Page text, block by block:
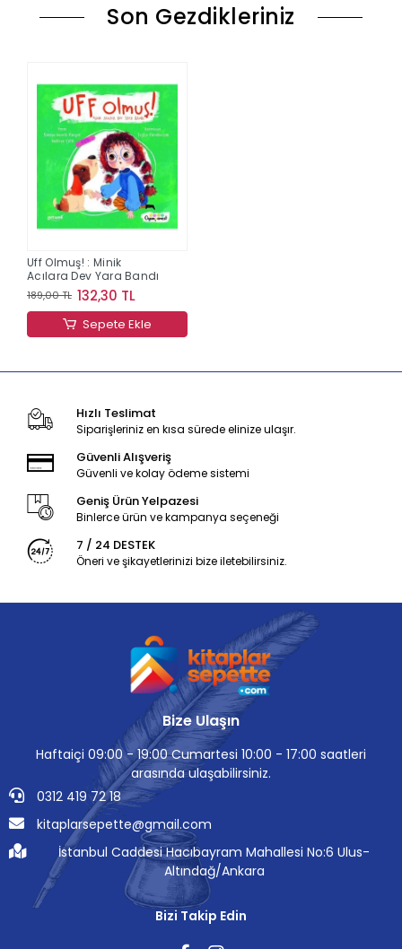
Son Gezdikleriniz
Uff Olmuş! : Minik
Acılara Dev Yara Bandı
189,00 TL 132,30 TL
Sepete Ekle
Hızlı Teslimat
Siparişleriniz en kısa sürede elinize ulaşır.
Güvenli Alışveriş
Güvenli ve kolay ödeme sistemi
Geniş Ürün Yelpazesi
Binlerce ürün ve kampanya seçeneği
7 / 24 DESTEK
Öneri ve şikayetlerinizi bize iletebilirsiniz.
Bize Ulaşın
Haftaiçi 09:00 - 19:00 Cumartesi 10:00 - 17:00 saatleri
arasında ulaşabilirsiniz.
0312 419 72 18
kitaplarsepette@gmail.com
İstanbul Caddesi Hacıbayram Mahallesi No:6 Ulus-
Altındağ/Ankara
Bizi Takip Edin